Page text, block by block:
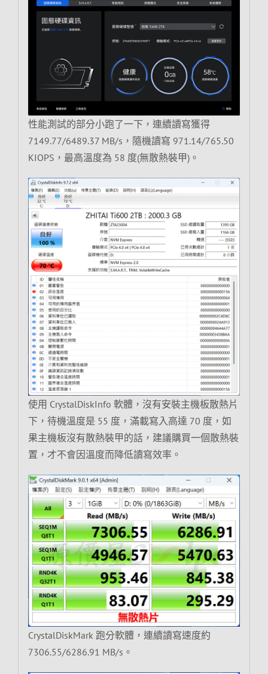
性能測試的部分小跑了一下，連續讀寫獲得
7149.77/6489.37 MB/s，隨機讀寫 971.14/765.50
KIOPS，最高溫度為 58 度(無散熱裝甲)。
使用 CrystalDiskInfo 軟體，沒有安裝主機板散熱片
下，待機溫度是 55 度，滿載寫入高達 70 度，如
果主機板沒有散熱裝甲的話，建議購買一個散熱裝
置，才不會因溫度而降低讀寫效率。
CrystalDiskMark 跑分軟體，連續讀寫速度約
7306.55/6286.91 MB/s。